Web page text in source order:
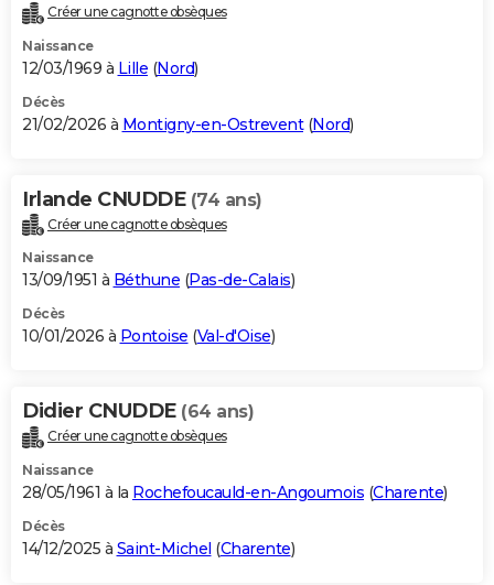
Créer une cagnotte obsèques
Naissance
12/03/1969 à Lille (Nord)
Décès
21/02/2026 à Montigny-en-Ostrevent(Nord)
Irlande CNUDDE (74 ans)
Créer une cagnotte obsèques
Naissance
13/09/1951 à Béthune (Pas-de-Calais)
Décès
10/01/2026 à Pontoise (Val-d'Oise)
Didier CNUDDE (64 ans)
Créer une cagnotte obsèques
Naissance
28/05/1961 à la Rochefoucauld-en-Angoumois (Charente)
Décès
14/12/2025 à Saint-Michel (Charente)